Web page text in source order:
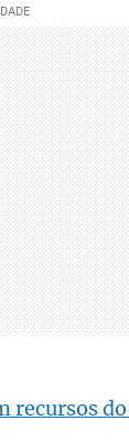
recursos